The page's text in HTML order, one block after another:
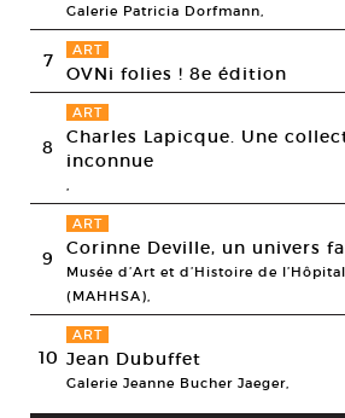
Galerie Patricia Dorfmann,
7 ART
OVNi folies ! 8e édition
8
ART
Charles Lapicque. Une
inconnue
,
9
ART
Corinne Deville, un univers
Musée d’Art et d’Histoire de
(MAHHSA),
10
ART
Jean Dubuffet
Galerie Jeanne Bucher Jaeger,